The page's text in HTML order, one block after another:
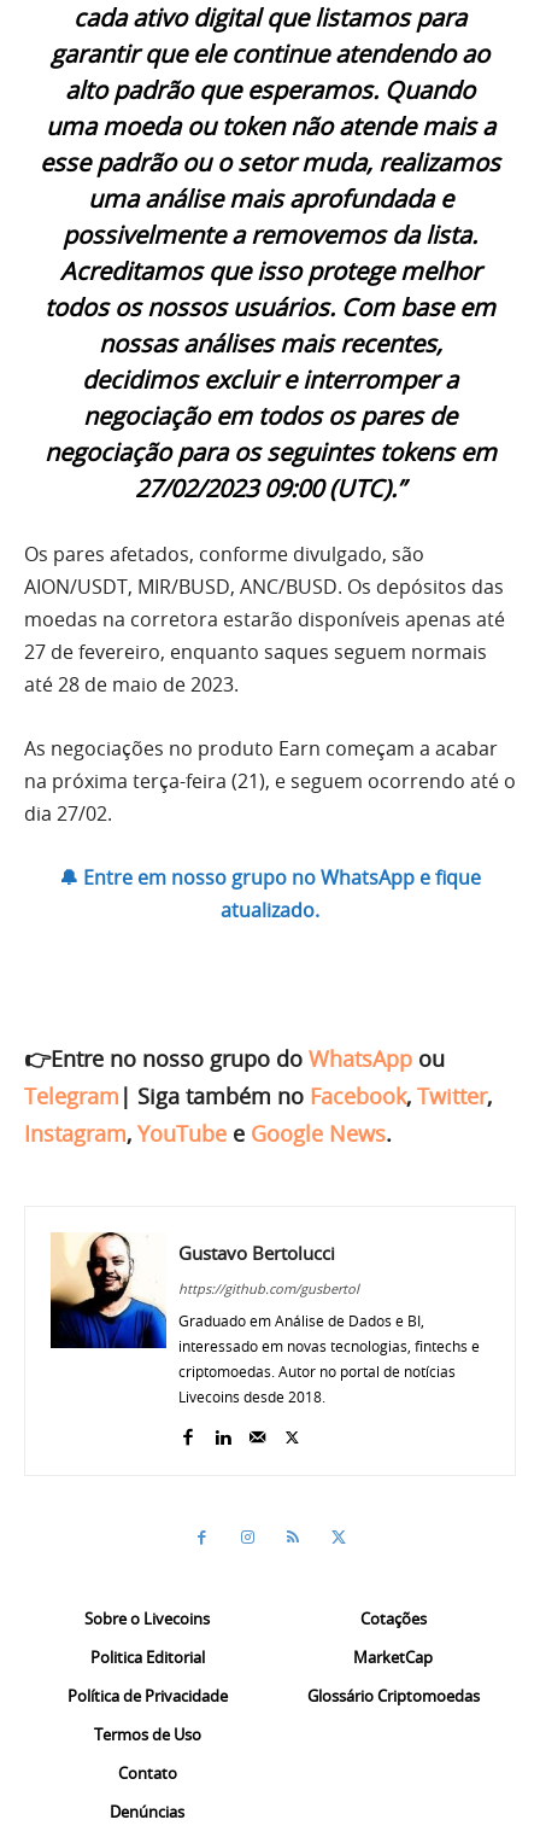
cada ativo digital que listamos para
garantir que ele continue atendendo ao
alto padrão que esperamos. Quando
uma moeda ou token não atende mais a
esse padrão ou o setor muda, realizamos
uma análise mais aprofundada e
possivelmente a removemos da lista.
Acreditamos que isso protege melhor
todos os nossos usuários. Com base em
nossas análises mais recentes,
decidimos excluir e interromper a
negociação em todos os pares de
negociação para os seguintes tokens em
27/02/2023 09:00 (UTC).”
Os pares afetados, conforme divulgado, são
AION/USDT, MIR/BUSD, ANC/BUSD. Os depósitos das
moedas na corretora estarão disponíveis apenas até
27 de fevereiro, enquanto saques seguem normais
até 28 de maio de 2023.
As negociações no produto Earn começam a acabar
na próxima terça-feira (21), e seguem ocorrendo até o
dia 27/02.
🔔 Entre em nosso grupo no WhatsApp e fique
atualizado.
👉Entre no nosso grupo do WhatsApp ou
Telegram | Siga também no Facebook, Twitter,
Instagram, YouTube e Google News.
Gustavo Bertolucci
https://github.com/gusbertol
Graduado em Análise de Dados e BI,
interessado em novas tecnologias, fintechs e
criptomoedas. Autor no portal de notícias
Livecoins desde 2018.
Sobre o Livecoins
Politica Editorial
Política de Privacidade
Termos de Uso
Contato
Denúncias
Cotações
MarketCap
Glossário Criptomoedas